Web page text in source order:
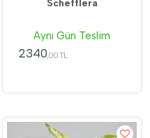
Schefflera
Aynı Gün Teslim
2340,00 TL